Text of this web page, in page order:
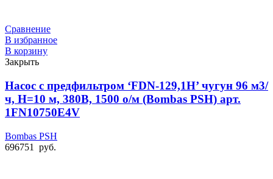
Сравнение
В избранное
В корзину
Закрыть
Насос с предфильтром ‘FDN-129,1H’ чугун 96 м3/
ч, Н=10 м, 380В, 1500 о/м (Bombas PSH) арт.
1FN10750E4V
Bombas PSH
696751
руб.